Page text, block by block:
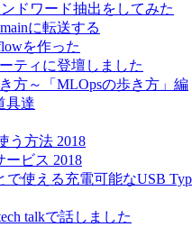
ドワード抽出をしてみた
に転送する
を作った
ティに登壇しました
方～「MLOpsの歩き方」編
具達
う方法 2018
ビス 2018
で使える充電可能なUSB
talkで話しました